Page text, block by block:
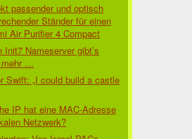
passender und optisch
Ständer für einen
Air Purifier 4 Compact
Init7 Nameserver gibt’s
mehr …
Swift: „I could build a castle
IP hat eine MAC-Adresse
Netzwerk?